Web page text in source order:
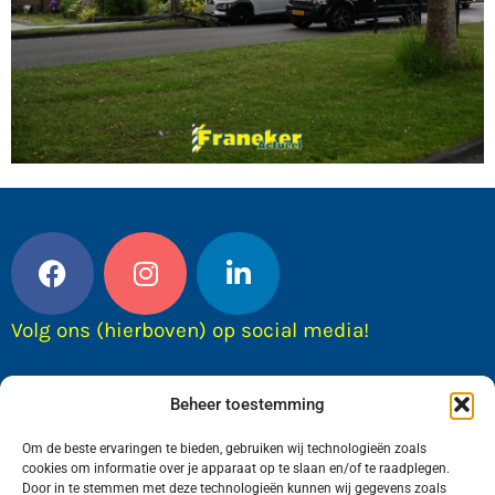
Beheer toestemming
Om de beste ervaringen te bieden, gebruiken wij technologieën zoals
cookies om informatie over je apparaat op te slaan en/of te raadplegen.
Door in te stemmen met deze technologieën kunnen wij gegevens zoals
Volg ons (hierboven) op social media!